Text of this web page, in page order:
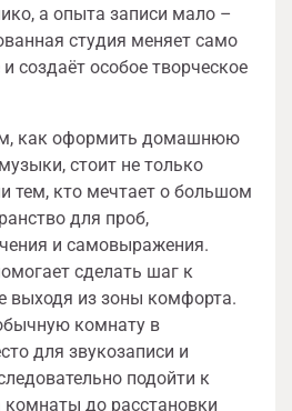
а опыта записи мало –
студия меняет само
создаёт особое творческое
как оформить домашнюю
стоит не только
тем, кто мечтает о большом
для проб,
и самовыражения.
сделать шаг к
выходя из зоны комфорта.
комнату в
для звукозаписи и
подойти к
до расстановки